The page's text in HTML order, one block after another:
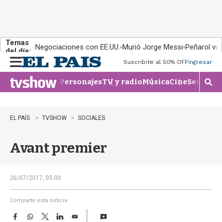
Temas
del día: Negociaciones con EE.UU. Murió Jorge Messi Peñarol
n
u
Suscribite al 50% OFFIngresar
PersonajesTV y radioMúsicaCineSeries
M
o
EL PAÍS TVSHOW SOCIALES
Avant premier
26/07/2017, 05:00
Compartir esta noticia
F
W
T
L
E